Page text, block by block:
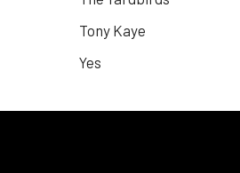
Tony Kaye
Yes